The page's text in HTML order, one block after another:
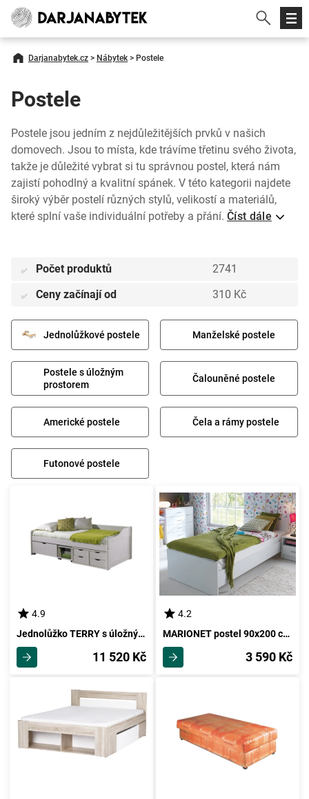
Darjanabytek.cz > Nábytek > Postele
Postele
Postele jsou jedním z nejdůležitějších prvků v našich
domovech. Jsou to místa, kde trávíme třetinu svého života,
takže je důležité vybrat si tu správnou postel, která nám
zajistí pohodlný a kvalitní spánek. V této kategorii najdete
široký výběr postelí různých stylů, velikostí a materiálů,
které splní vaše individuální potřeby a přání. Číst dále
✅ Počet produktů 2741
✅ Ceny začínají od 310 Kč
Jednolůžkové postele Manželské postele
Postele s úložným
prostorem
Čalouněné postele
Americké postele Čela a rámy postele
Futonové postele
4.9
Jednolůžko TERRY s úložnými prostory včetně roštu, masiv borovice/ bílý lak
11 520 Kč
4.2
MARIONET postel 90x200 cm, bílá, 5 let záruka
3 590 Kč